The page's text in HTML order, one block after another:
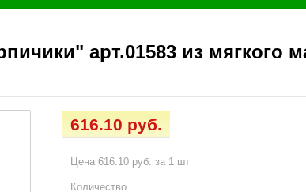
арт.01583 из мягкого
616.10 руб.
Цена 616.10 руб. за 1 шт
Количество